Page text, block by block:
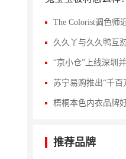
The Colorist调色师
久久丫与久久鸭互
“京小仓”上线深圳
梧桐本色内衣品牌
推荐品牌